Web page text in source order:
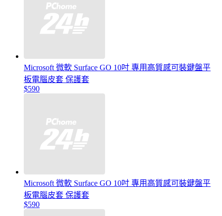
Microsoft 微軟 Surface GO 10吋 專用高質感可裝鍵盤平
板電腦皮套 保護套
$590
Microsoft 微軟 Surface GO 10吋 專用高質感可裝鍵盤平
板電腦皮套 保護套
$590